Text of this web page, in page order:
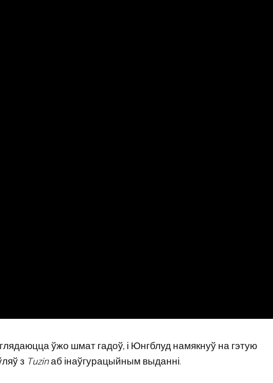
ўжо шмат гадоў, і Юнгблуд намякнуў на гэтую
з Tuzinаб інаўгурацыйным выданні.